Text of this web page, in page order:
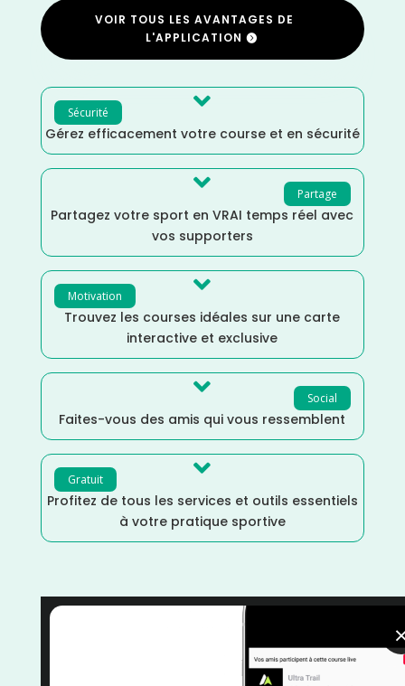
VOIR TOUS LES AVANTAGES DE
L'APPLICATION
Sécurité 
Gérez efficacement votre course et en sécurité
Partage

Partagez votre sport en VRAI temps réel avec
vos supporters
Motivation 
Trouvez les courses idéales sur une carte
interactive et exclusive
Social

Faites-vous des amis qui vous ressemblent
Gratuit 
Profitez de tous les services et outils essentiels
à votre pratique sportive
courses/Course à